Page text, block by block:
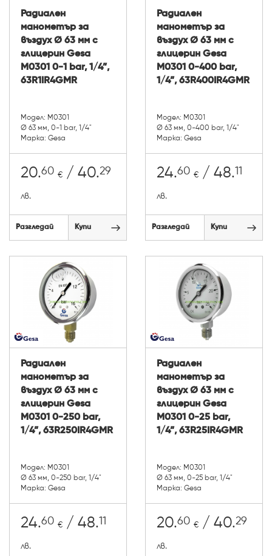
Радиален
манометър за
въздух Ø 63 мм с
глицерин Gesa
М0301 0-1 bar, 1/4”,
63R1IR4GMR
Модел: М0301
Ø 63 мм, 0-1 bar, 1/4"
Марка: Gesa
20.60 € / 40.29
лв.
Разгледай Купи
Радиален
манометър за
въздух Ø 63 мм с
глицерин Gesa
М0301 0-400 bar,
1/4”, 63R400IR4GMR
Модел: М0301
Ø 63 мм, 0-400 bar, 1/4"
Марка: Gesa
24.60 € / 48.11
лв.
Разгледай Купи
Радиален
манометър за
въздух Ø 63 мм с
глицерин Gesa
М0301 0-250 bar,
1/4”, 63R250IR4GMR
Модел: М0301
Ø 63 мм, 0-250 bar, 1/4"
Марка: Gesa
24.60 € / 48.11
лв.
Радиален
манометър за
въздух Ø 63 мм с
глицерин Gesa
М0301 0-25 bar,
1/4”, 63R25IR4GMR
Модел: М0301
Ø 63 мм, 0-25 bar, 1/4"
Марка: Gesa
20.60 € / 40.29
лв.